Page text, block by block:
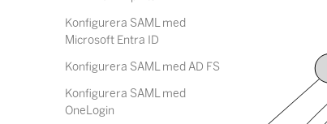
Konfigurera SAML med
Microsoft Entra ID
Konfigurera SAML med AD FS
Konfigurera SAML med
OneLogin